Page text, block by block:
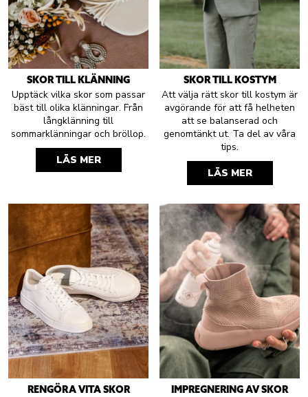
SKOR TILL KLÄNNING
Upptäck vilka skor som passar
bäst till olika klänningar. Från
långklänning till
sommarklänningar och bröllop.
LÄS MER
SKOR TILL KOSTYM
Att välja rätt skor till kostym är
avgörande för att få helheten
att se balanserad och
genomtänkt ut. Ta del av våra
tips.
LÄS MER
RENGÖRA VITA SKOR IMPREGNERING AV SKOR